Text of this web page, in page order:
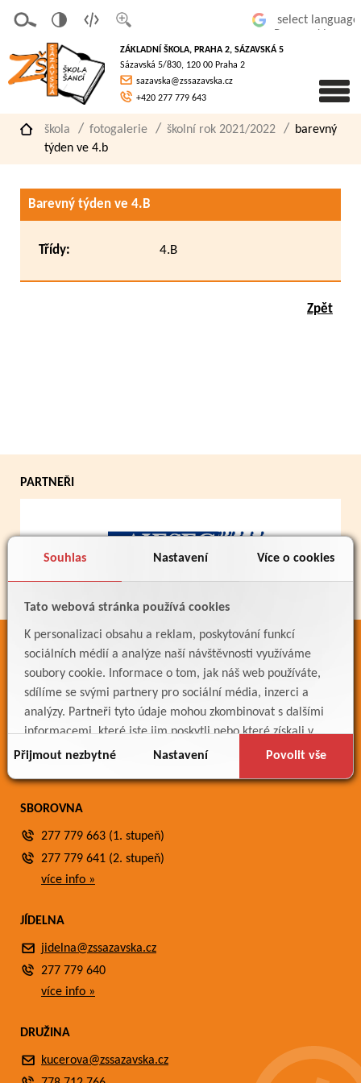
Souhlas Nastavení Více o cookies
Tato webová stránka používá cookies
K personalizaci obsahu a reklam, poskytování funkcí
sociálních médií a analýze naší návštěvnosti využíváme
soubory cookie. Informace o tom, jak náš web používáte,
sdílíme se svými partnery pro sociální média, inzerci a
analýzy. Partneři tyto údaje mohou zkombinovat s dalšími
informacemi, které jste jim poskytli nebo které získali v
důsledku toho, že používáte jejich služby.
Přijmout nezbytné Nastavení Povolit vše
písmo
á
verze
pro
slaboz
raké
ZÁKLADNÍ ŠKOLA, PRAHA 2, SÁZAVSKÁ 5
Sázavská 5/830, 120 00 Praha 2
sazavska@zssazavska.cz
+420 277 779 643
škola fotogalerie školní rok 2021/2022
barevný
týden ve 4.b
Barevný týden ve 4.B
Třídy: 4.B
Zpět
PARTNEŘI
ODKAZY
Bakaláři
Jídelníček
Meteostanice
SBOROVNA
277 779 663 (1. stupeň)
277 779 641 (2. stupeň)
více info »
JÍDELNA
jidelna@zssazavska.cz
277 779 640
více info »
DRUŽINA
kucerova@zssazavska.cz